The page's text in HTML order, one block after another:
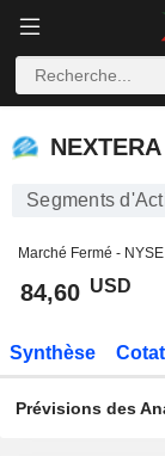
NEXTERA
Segments
Marché Fermé - NYSE
84,60 USD
Synthèse
Prévisions des